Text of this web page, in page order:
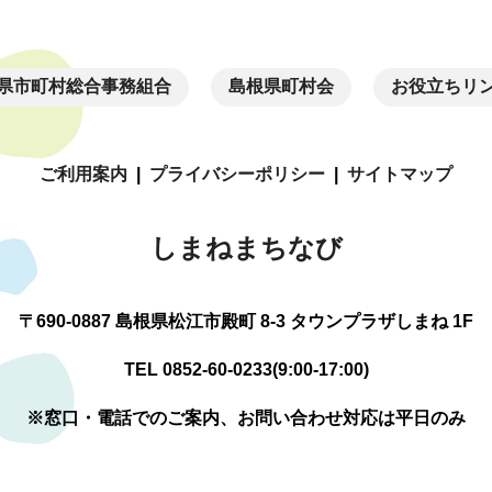
市町村総合事務組合 島根県町村会 お役立ちリ
ご利用案内 プライバシーポリシー サイトマップ
しまねまちなび
〒690-0887 島根県松江市殿町 8-3 タウンプラザしまね 1F
TEL 0852-60-0233(9:00-17:00)
※窓口・電話でのご案内、お問い合わせ対応は平日のみ